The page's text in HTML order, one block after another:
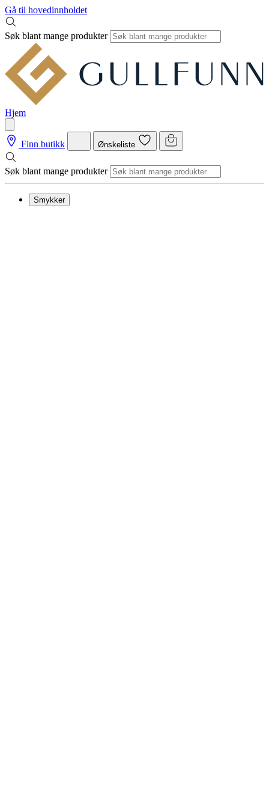
Gå til hovedinnholdet
Søk blant mange produkter
Hjem
Finn butikk Ønskeliste
Søk blant mange produkter
Smykker